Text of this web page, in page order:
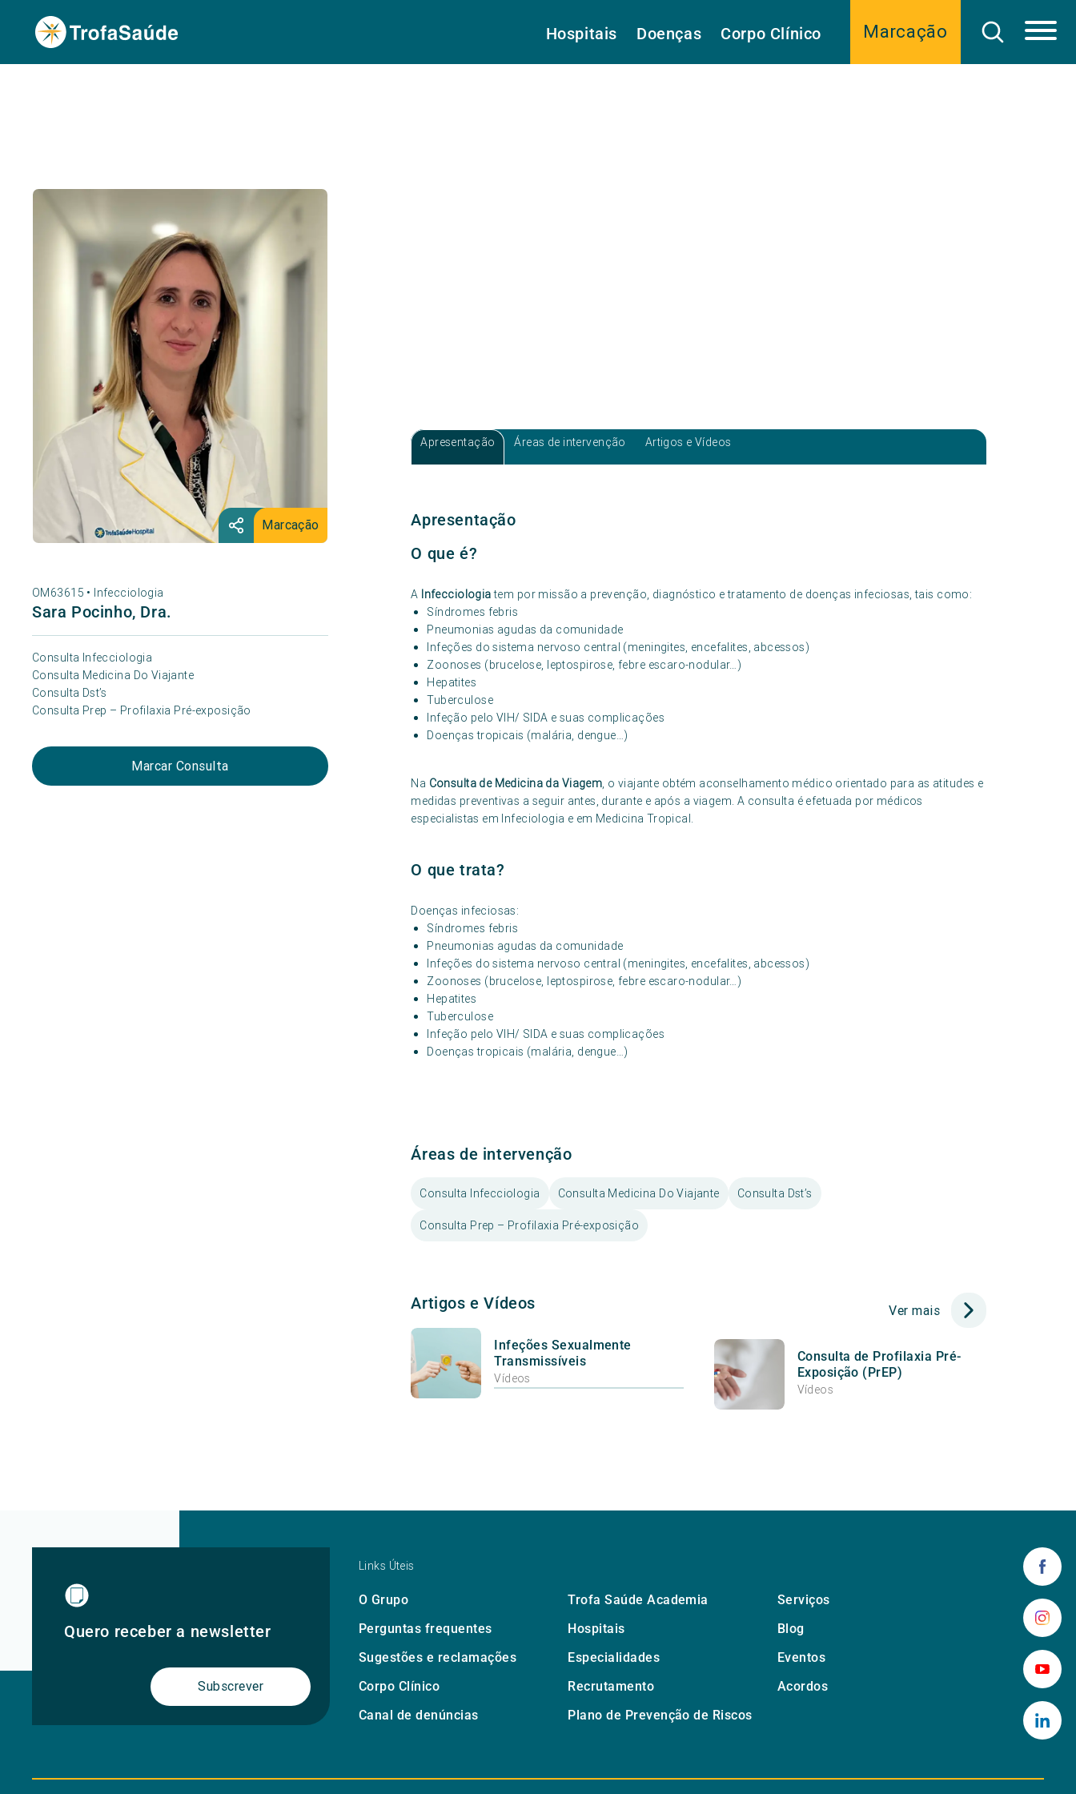
Marcação
Hospitais Doenças Corpo Clínico
Marcação
OM63615 • Infecciologia
Sara Pocinho, Dra.
Consulta Infecciologia
Consulta Medicina Do Viajante
Consulta Dst’s
Consulta Prep – Profilaxia Pré-exposição
Marcar Consulta
Apresentação Áreas de intervenção Artigos e Vídeos
Apresentação
O que é?
A Infecciologiatem por missão a prevenção, diagnóstico e tratamento de doenças infeciosas, tais como:
Síndromes febris
Pneumonias agudas da comunidade
Infeções do sistema nervoso central (meningites, encefalites, abcessos)
Zoonoses (brucelose, leptospirose, febre escaro-nodular…)
Hepatites
Tuberculose
Infeção pelo VIH/ SIDA e suas complicações
Doenças tropicais (malária, dengue…)
Na Consulta de Medicina da Viagem, o viajante obtém aconselhamento médico orientado para as atitudes e
medidas preventivas a seguir antes, durante e após a viagem. A consulta é efetuada por médicos
especialistas em Infeciologia e em Medicina Tropical.
O que trata?
Doenças infeciosas:
Síndromes febris
Pneumonias agudas da comunidade
Infeções do sistema nervoso central (meningites, encefalites, abcessos)
Zoonoses (brucelose, leptospirose, febre escaro-nodular…)
Hepatites
Tuberculose
Infeção pelo VIH/ SIDA e suas complicações
Doenças tropicais (malária, dengue…)
Áreas de intervenção
Consulta Infecciologia Consulta Medicina Do Viajante Consulta Dst’s
Consulta Prep – Profilaxia Pré-exposição
Artigos e Vídeos Ver mais
Infeções Sexualmente
Transmissíveis
Vídeos
Consulta de Profilaxia Pré-
Exposição (PrEP)
Vídeos
Quero receber a newsletter
Subscrever
Links Úteis
O Grupo Trofa Saúde Academia
Serviços
Perguntas frequentes
Hospitais
Blog
Sugestões e reclamações
Especialidades
Eventos
Corpo Clínico
Recrutamento
Acordos
Canal de denúncias
Plano de Prevenção de Riscos